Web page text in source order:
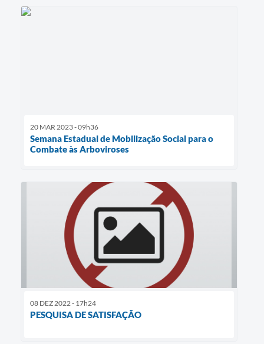
20 MAR 2023 - 09h36
Semana Estadual de Mobilização Social para o
Combate às Arboviroses
08 DEZ 2022 - 17h24
PESQUISA DE SATISFAÇÃO